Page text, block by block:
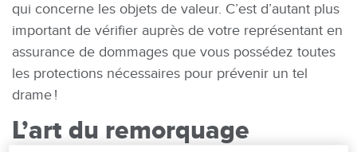
qui concerne les objets de valeur. C’est d’autant plus
important de vérifier auprès de votre représentant en
assurance de dommages que vous possédez toutes
les protections nécessaires pour prévenir un tel
drame !
L’art du remorquage